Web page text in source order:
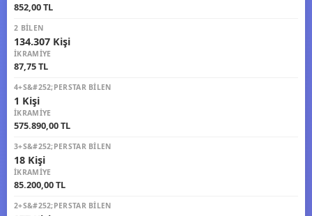
852,00 TL
2 BILEN
134.307 Kişi
İKRAMIYE
87,75 TL
4+S&#252;PERSTAR BILEN
1 Kişi
İKRAMIYE
575.890,00 TL
3+S&#252;PERSTAR BILEN
18 Kişi
İKRAMIYE
85.200,00 TL
2+S&#252;PERSTAR BILEN